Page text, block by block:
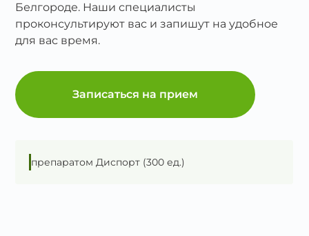
Белгороде. Наши специалисты
проконсультируют вас и запишут на удобное
для вас время.
Записаться на прием
препаратом Диспорт (300 ед.)